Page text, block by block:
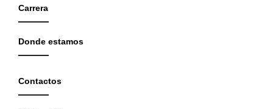
Carrera
Donde estamos
Contactos